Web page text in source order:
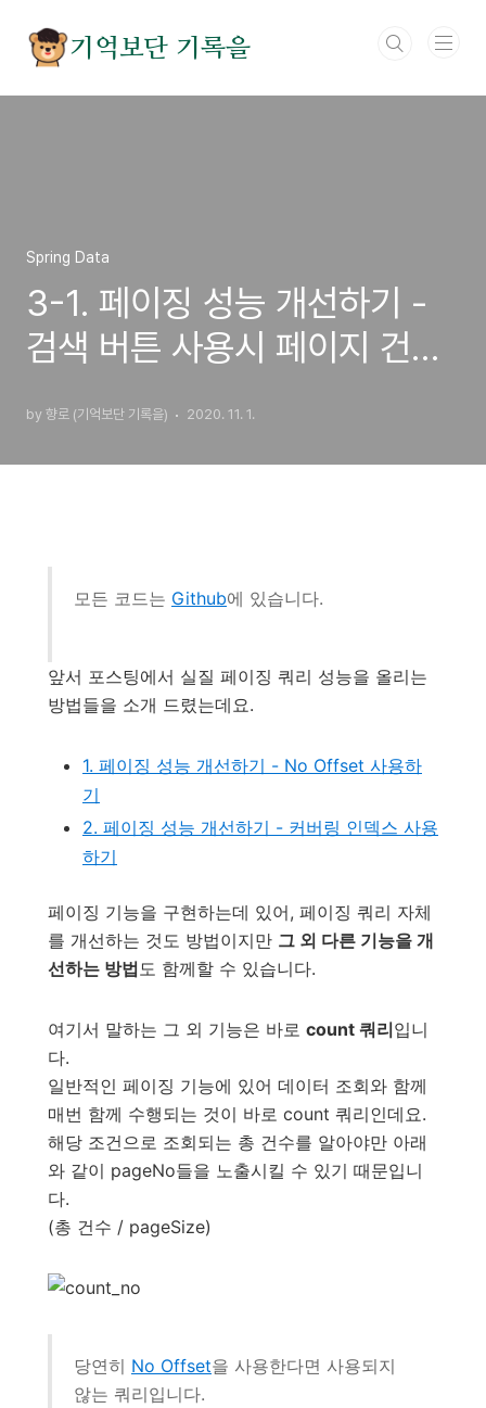
기억보단 기록을
Spring Data
3-1. 페이징 성능 개선하기 -
검색 버튼 사용시 페이지 건수
by 향로 (기억보단 기록을) 2020. 11. 1.
모든 코드는 Github에 있습니다.
앞서 포스팅에서 실질 페이징 쿼리 성능을 올리는
방법들을 소개 드렸는데요.
1. 페이징 성능 개선하기 - No Offset 사용하
기
2. 페이징 성능 개선하기 - 커버링 인덱스 사용
하기
페이징 기능을 구현하는데 있어, 페이징 쿼리 자체
를 개선하는 것도 방법이지만 그 외 다른 기능을 개
선하는 방법도 함께할 수 있습니다.
여기서 말하는 그 외 기능은 바로 count 쿼리입니
다.
일반적인 페이징 기능에 있어 데이터 조회와 함께
매번 함께 수행되는 것이 바로 count 쿼리인데요.
해당 조건으로 조회되는 총 건수를 알아야만 아래
와 같이 pageNo들을 노출시킬 수 있기 때문입니
다.
(총 건수 / pageSize)
당연히 No Offset을 사용한다면 사용되지
않는 쿼리입니다.